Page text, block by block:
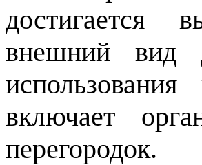
достигается
внешний вид
включает
перегородок.